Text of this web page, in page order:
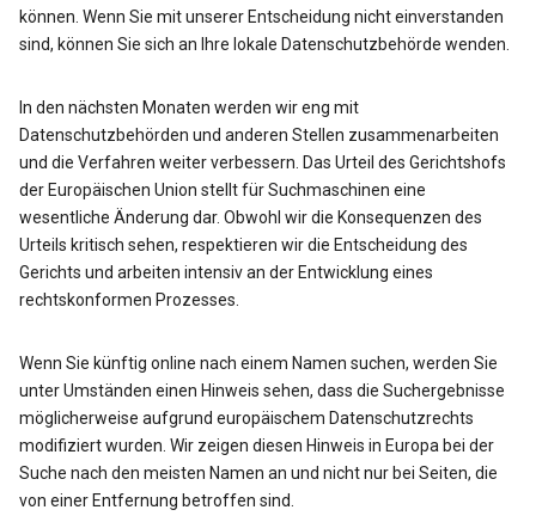
können. Wenn Sie mit unserer Entscheidung nicht einverstanden
sind, können Sie sich an Ihre lokale Datenschutzbehörde wenden.
In den nächsten Monaten werden wir eng mit
Datenschutzbehörden und anderen Stellen zusammenarbeiten
und die Verfahren weiter verbessern. Das Urteil des Gerichtshofs
der Europäischen Union stellt für Suchmaschinen eine
wesentliche Änderung dar. Obwohl wir die Konsequenzen des
Urteils kritisch sehen, respektieren wir die Entscheidung des
Gerichts und arbeiten intensiv an der Entwicklung eines
rechtskonformen Prozesses.
Wenn Sie künftig online nach einem Namen suchen, werden Sie
unter Umständen einen Hinweis sehen, dass die Suchergebnisse
möglicherweise aufgrund europäischem Datenschutzrechts
modifiziert wurden. Wir zeigen diesen Hinweis in Europa bei der
Suche nach den meisten Namen an und nicht nur bei Seiten, die
von einer Entfernung betroffen sind.